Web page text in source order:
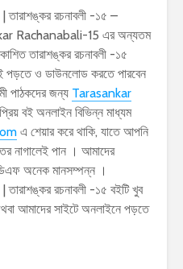
রচনাবলী -১৫ –
Rachanabali-15 এর অন্যতম
তারাশঙ্কর রচনাবলী -১৫
ও ডাউনলোড করতে পারবেন
পাঠকদের জন্য Tarasankar
বই অনলাইন বিভিন্ন মাধ্যম
এ শেয়ার করে থাকি, যাতে আপনি
নাগালেই পান । আমাদের
অনেক মানসম্পন্ন ।
রচনাবলী -১৫ বইটি খুব
আমাদের সাইটে অনলাইনে পড়তে